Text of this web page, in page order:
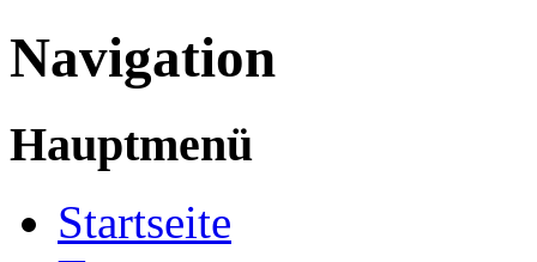
Navigation
Hauptmenü
Startseite